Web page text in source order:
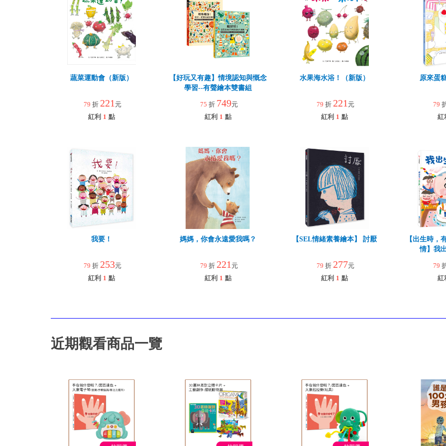
蔬菜運動會（新版）
79 折 221 元
紅利 1 點
【好玩又有趣】情境認知與慨念
學習--有聲繪本雙書組
75 折 749元
紅利 1 點
水果海水浴！（新版）
79 折 221 元
紅利 1 點
原來蛋
79
紅
我要！
79 折 253元
紅利 1 點
媽媽，你會永遠愛我嗎？
79 折 221 元
紅利 1 點
【SEL情緒素養繪本】 討厭
79 折 277元
紅利 1 點
【出生時，
情】我
79
紅
近期觀看商品一覽